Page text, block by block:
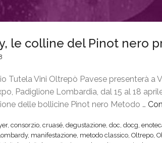
le colline del Pinot nero
Tutela Vini Oltrepò Pavese presenterà
Padiglione Lombardia, dal 15 al 18
delle bollicine Pinot nero Metodo …
, consorzio, cruasé, degustazione, doc, docg,
, manifestazione, metodo classico, Oltrepo,